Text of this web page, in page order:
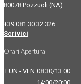
80078 Pozzuoli (NA)
+39 081 30 32 326
Scrivici
Orari Apertura
LUN - VEN 08:30/13:00